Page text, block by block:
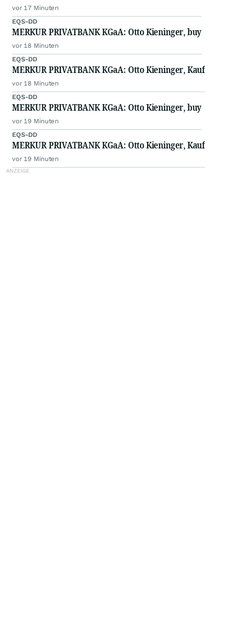
vor 17 Minuten
EQS-DD
MERKUR PRIVATBANK KGaA: Otto Kieninger, buy
vor 18 Minuten
EQS-DD
MERKUR PRIVATBANK KGaA: Otto Kieninger, Kauf
vor 18 Minuten
EQS-DD
MERKUR PRIVATBANK KGaA: Otto Kieninger, buy
vor 19 Minuten
EQS-DD
MERKUR PRIVATBANK KGaA: Otto Kieninger, Kauf
vor 19 Minuten